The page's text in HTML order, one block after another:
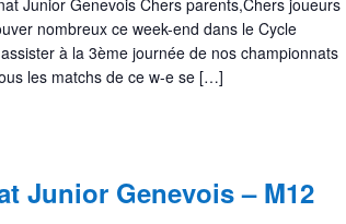
nombreux ce week-end dans le Cycle
à la 3ème journée de nos championnats
les matchs de ce w-e se […]
Junior Genevois – M12